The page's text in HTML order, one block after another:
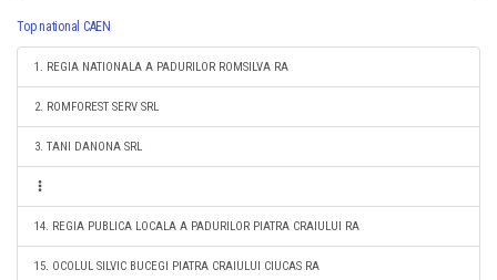
Top national CAEN
1. REGIA NATIONALA A PADURILOR ROMSILVA RA
2. ROMFOREST SERV SRL
3. TANI DANONA SRL
14. REGIA PUBLICA LOCALA A PADURILOR PIATRA CRAIULUI RA
15. OCOLUL SILVIC BUCEGI PIATRA CRAIULUI CIUCAS RA